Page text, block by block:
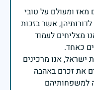
ומעולם על טובי
אשר בזכות
מצליחים לעמוד
ישראל, אנו מרכינים
את זכרם באהבה
למשפחותיהם